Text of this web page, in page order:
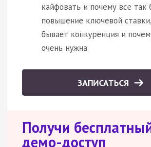
кайфовать и почему все так
повышение ключевой
бывает конкуренция и
очень нужна
ЗАПИСАТЬСЯ
Получи
демо-доступ